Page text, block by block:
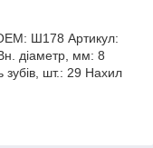
Ш178 Артикул:
діаметр, мм: 8
зубів, шт.: 29 Нахил